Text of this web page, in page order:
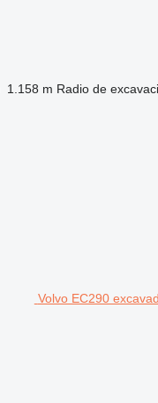
1.158 m Radio de
Volvo EC290